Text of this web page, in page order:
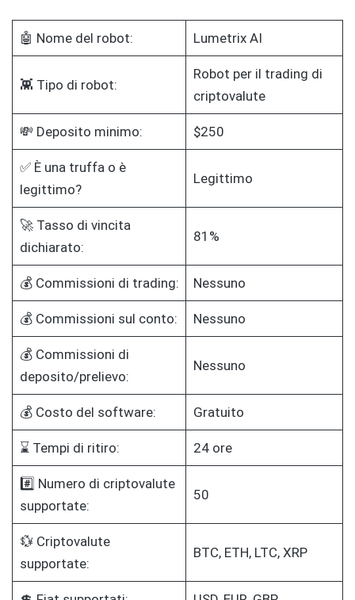
🤖 Nome del robot: Lumetrix AI
👾 Tipo di robot:
Robot per il trading di
criptovalute
💸 Deposito minimo: $250
✅ È una truffa o è
legittimo?
Legittimo
🚀 Tasso di vincita
dichiarato:
81%
💰 Commissioni di trading: Nessuno
💰 Commissioni sul conto: Nessuno
💰 Commissioni di
deposito/prelievo:
Nessuno
💰 Costo del software: Gratuito
⌛ Tempi di ritiro: 24 ore
#️⃣ Numero di criptovalute
supportate:
50
💱 Criptovalute
supportate:
BTC, ETH, LTC, XRP